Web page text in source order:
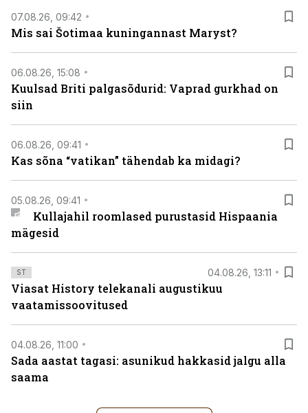
07.08.26, 09:42
Mis sai Šotimaa kuningannast Maryst?
06.08.26, 15:08
Kuulsad Briti palgasõdurid: Vaprad gurkhad on
siin
06.08.26, 09:41
Kas sõna “vatikan” tähendab ka midagi?
05.08.26, 09:41
Kullajahil roomlased purustasid Hispaania
mägesid
ST 04.08.26, 13:11
Viasat History telekanali augustikuu
vaatamissoovitused
04.08.26, 11:00
Sada aastat tagasi: asunikud hakkasid jalgu alla
saama